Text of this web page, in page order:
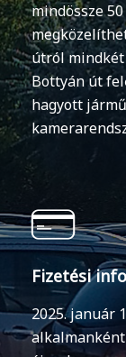
mindössze
útról
Bottyán út
hagyott
Fizetési
2025. január